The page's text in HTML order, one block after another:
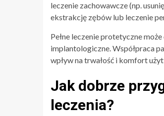
leczenie zachowawcze (np.
ekstrakcję zębów lub leczenie
Pełne leczenie protetyczne
implantologiczne. Współpraca
wpływ na trwałość i komfort
Jak dobrze
leczenia?